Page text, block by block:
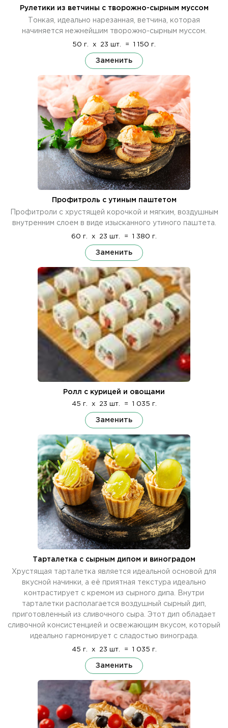
Рулетики из ветчины с творожно-сырным муссом
Тонкая, идеально нарезанная, ветчина, которая
начиняется нежнейшим творожно-сырным муссом.
50 г. x 23 шт. = 1 150 г.
Заменить
Профитроль с утиным паштетом
Профитроли с хрустящей корочкой и мягким, воздушным
внутренним слоем в виде изысканного утиного паштета.
60 г. x 23 шт. = 1 380 г.
Заменить
Ролл с курицей и овощами
45 г. x 23 шт. = 1 035 г.
Заменить
Тарталетка с сырным дипом и виноградом
Хрустящая тарталетка является идеальной основой для
вкусной начинки, а её приятная текстура идеально
контрастирует с кремом из сырного дипа. Внутри
тарталетки располагается воздушный сырный дип,
приготовленный из сливочного сыра. Этот дип обладает
сливочной консистенцией и освежающим вкусом, который
идеально гармонирует с сладостью винограда.
45 г. x 23 шт. = 1 035 г.
Заменить